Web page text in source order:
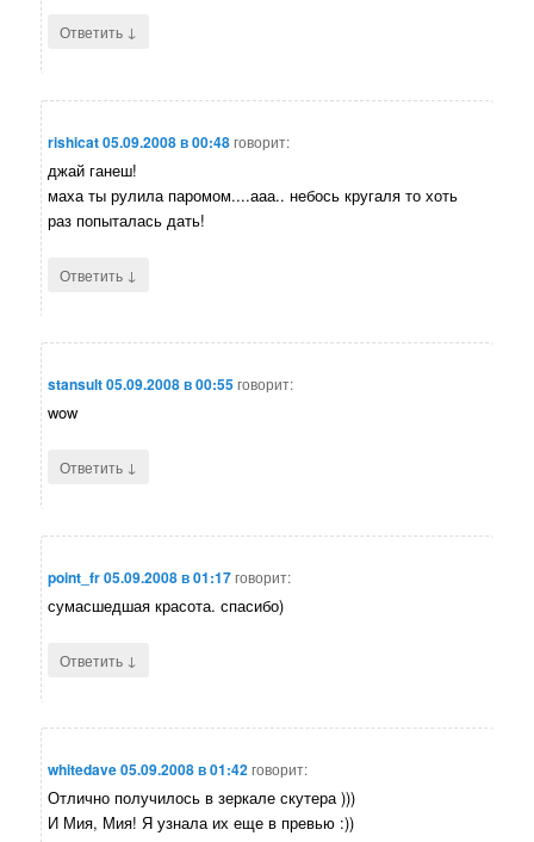
Ответить ↓
rishicat05.09.2008 в 00:48говорит:
джай ганеш!
маха ты рулила паромом....ааа.. небось кругаля то хоть
раз попыталась дать!
Ответить ↓
stansult05.09.2008 в 00:55говорит:
wow
Ответить ↓
point_fr05.09.2008 в 01:17говорит:
сумасшедшая красота. спасибо)
Ответить ↓
whitedave05.09.2008 в 01:42говорит:
Отлично получилось в зеркале скутера )))
И Мия, Мия! Я узнала их еще в превью :))